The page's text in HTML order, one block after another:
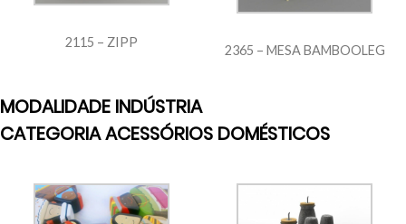
2115 – ZIPP
2365 – MESA BAMBOOLEG
MODALIDADE INDÚSTRIA
CATEGORIA ACESSÓRIOS DOMÉSTICOS